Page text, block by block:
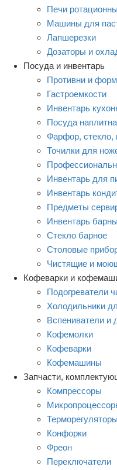
Печи
Машины для
Лапшерезки
Дозаторы и
Посуда и инвентарь
Противни и
Гастроемкости
Инвентарь
Посуда
Фарфор, стекло,
Точилки для
Инвентарь для
Инвентарь
Предметы
Инвентарь
Стекло барное
Столовые
Чистящие и
Кофеварки и
Подогреватели
Холодильники
Вспениватели и
Кофемолки
Кофеварки
Кофемашины
Запчасти,
Компрессоры
Конфорки
Фреон
Переключатели